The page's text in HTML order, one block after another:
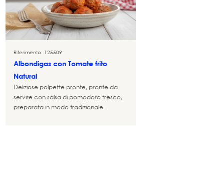
Riferimento: 125509
Albondigas con Tomate frito
Natural
Deliziose polpette pronte, pronte da
servire con salsa di pomodoro fresco,
preparata in modo tradizionale.